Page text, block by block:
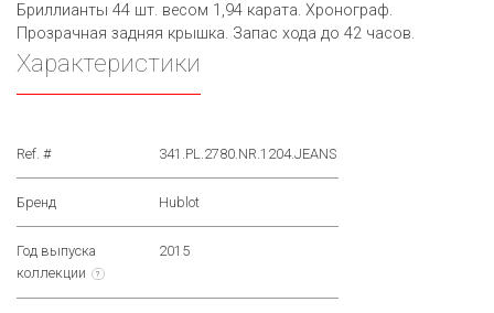
Бриллианты 44 шт. весом 1,94 карата. Хронограф.
Прозрачная задняя крышка. Запас хода до 42 часов.
Характеристики
Ref. # 341.PL.2780.NR.1204.JEANS
Бренд Hublot
Год выпуска
коллекции
?
2015